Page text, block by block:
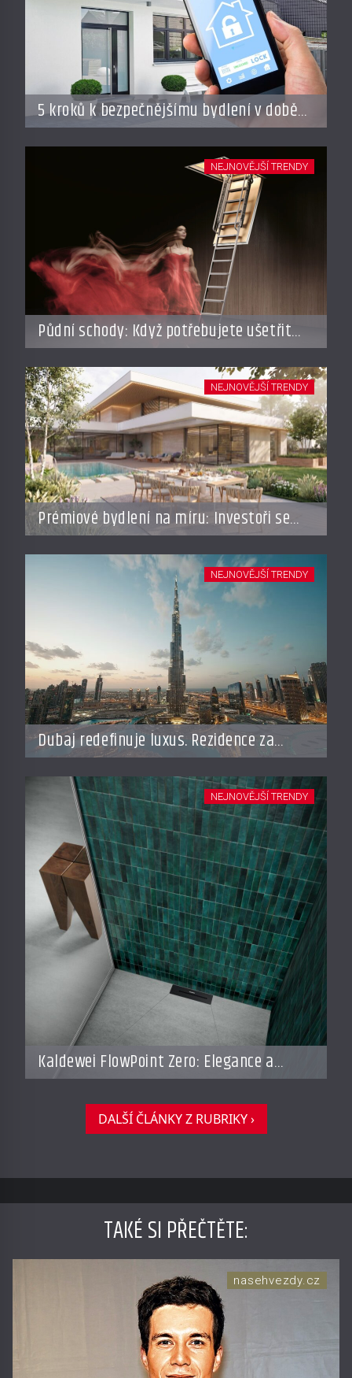
5 kroků k bezpečnějšímu bydlení v době
dovolené
Půdní schody: Když potřebujete ušetřit
místo, ale nechcete dělat kompromisy
NEJNOVĚJŠÍ TRENDY
Prémiové bydlení na míru: Investoři se
vracejí do Česka, roste zájem o top
adresy i byty a domy za stovky milionů
NEJNOVĚJŠÍ TRENDY
Dubaj redefinuje luxus. Rezidence za
miliardy dnes připomínají soukromé
resorty budoucnosti
NEJNOVĚJŠÍ TRENDY
Kaldewei FlowPoint Zero: Elegance a
funkčnost na nejvyšší úrovni
NEJNOVĚJŠÍ TRENDY
DALŠÍ ČLÁNKY Z RUBRIKY ›
TAKÉ SI PŘEČTĚTE:
nasehvezdy.cz